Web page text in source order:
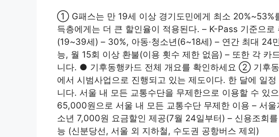
① G패스는 만 19세 이상 경기도민에게 최소 20%~53%
득층에게는 더 큰 할인율이 적용된다. – K-Pass 기준으
(19~39세) – 30%, 아동·청소년(6~18세) – 연간 최대 24
능, 월 15회 이상 환불(이용 횟수 제한 없음) – 또한 각 카
니다. ● 기후동행카드 전체 개요를 확인하세요 ② 기후동
에서 시범사업으로 진행되고 있는 제도이다. 한 달에 일
니다. 서울 내 모든 교통수단을 무제한으로 이용할 수 있
65,000원으로 서울 내 모든 교통수단 무제한 이용 – 서
소년 7,000원 ​​요금할인 제공(7월 24일부터) – 신용조회
능 (신분당선, 서울 외 지하철, 수도권 공항버스 제외)